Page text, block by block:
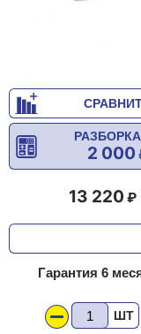
2 000
13 220
Гарантия 6
ШТ